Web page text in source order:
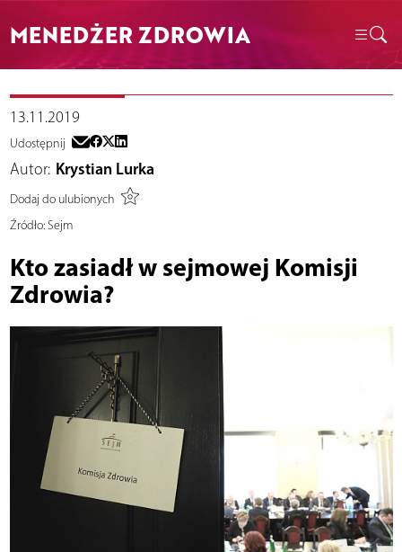
MENEDŻER ZDROWIA
13.11.2019
Udostępnij
Autor: Krystian Lurka
Dodaj do ulubionych
Źródło:Sejm
Kto zasiadł w sejmowej Komisji
Zdrowia?